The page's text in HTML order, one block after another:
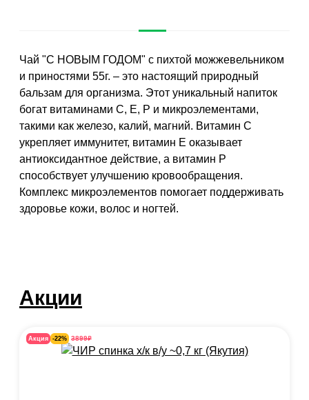
Чай "С НОВЫМ ГОДОМ" с пихтой можжевельником
и приностями 55г. – это настоящий природный
бальзам для организма. Этот уникальный напиток
богат витаминами С, Е, Р и микроэлементами,
такими как железо, калий, магний. Витамин C
укрепляет иммунитет, витамин Е оказывает
антиоксидантное действие, а витамин Р
способствует улучшению кровообращения.
Комплекс микроэлементов помогает поддерживать
здоровье кожи, волос и ногтей.
Акции
Акция -22% 3899₽